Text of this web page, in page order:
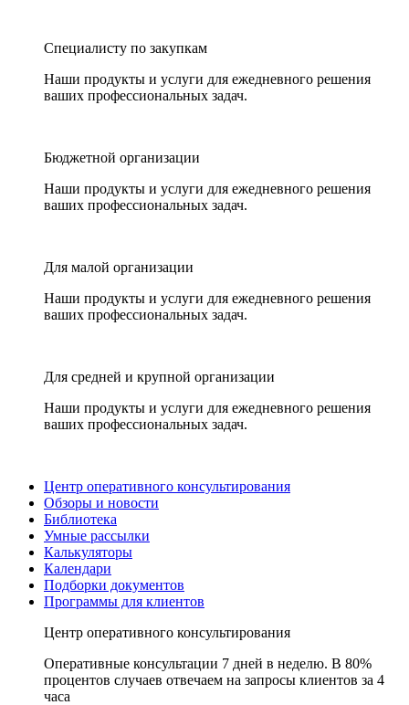
Специалисту по закупкам
Наши продукты и услуги для ежедневного решения
ваших профессиональных задач.
Бюджетной организации
Наши продукты и услуги для ежедневного решения
ваших профессиональных задач.
Для малой организации
Наши продукты и услуги для ежедневного решения
ваших профессиональных задач.
Для средней и крупной организации
Наши продукты и услуги для ежедневного решения
ваших профессиональных задач.
Центр оперативного консультирования
Обзоры и новости
Библиотека
Умные рассылки
Калькуляторы
Календари
Подборки документов
Программы для клиентов
Центр оперативного консультирования
Оперативные консультации 7 дней в неделю. В 80%
процентов случаев отвечаем на запросы клиентов за 4
часа